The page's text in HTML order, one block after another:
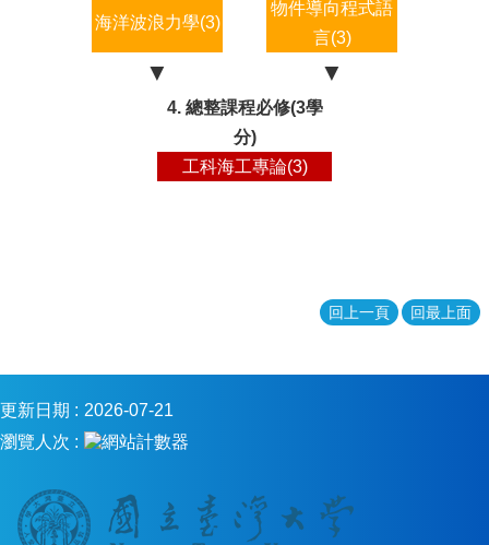
海洋波浪力學(3)
物件導向程式語
言(3)
▼ ▼
4. 總整課程必修(3學
分)
工科海工專論(3)
回上一頁 回最上面
更新日期
2026-07-21
瀏覽人次